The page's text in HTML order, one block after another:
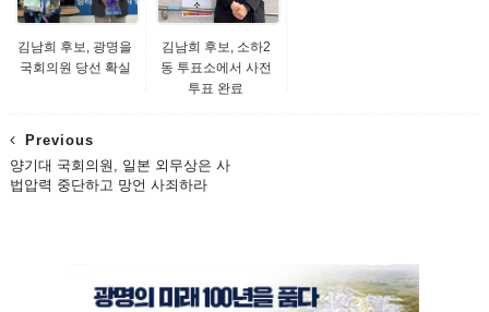
김남희 후보, 광명을
국회의원 당선 확실
김남희 후보, 소하2
동 투표소에서 사전
투표 완료
Previous
양기대 국회의원, 일본 외무상은 사
법압력 중단하고 망언 사죄하라